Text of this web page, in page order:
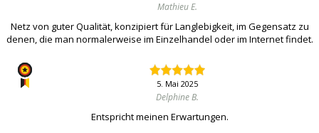
Mathieu E.
Netz von guter Qualität, konzipiert für Langlebigkeit, im Gegensatz zu
denen, die man normalerweise im Einzelhandel oder im Internet findet.
5. Mai 2025
Delphine B.
Entspricht meinen Erwartungen.